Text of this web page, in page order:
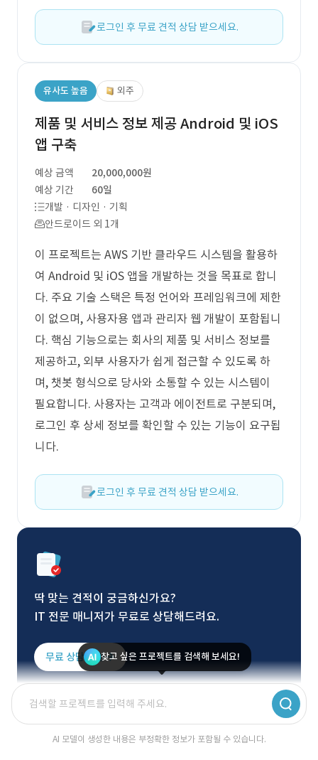
로그인 후 무료 견적 상담 받으세요.
유사도 높음 외주
제품 및 서비스 정보 제공 Android 및 iOS
앱 구축
예상 금액
20,000,000원
예상 기간
60일
개발 · 디자인 · 기획
안드로이드 외 1개
이 프로젝트는 AWS 기반 클라우드 시스템을 활용하
여 Android 및 iOS 앱을 개발하는 것을 목표로 합니
다. 주요 기술 스택은 특정 언어와 프레임워크에 제한
이 없으며, 사용자용 앱과 관리자 웹 개발이 포함됩니
다. 핵심 기능으로는 회사의 제품 및 서비스 정보를
제공하고, 외부 사용자가 쉽게 접근할 수 있도록 하
며, 챗봇 형식으로 당사와 소통할 수 있는 시스템이
필요합니다. 사용자는 고객과 에이전트로 구분되며,
로그인 후 상세 정보를 확인할 수 있는 기능이 요구됩
니다.
로그인 후 무료 견적 상담 받으세요.
딱 맞는 견적이 궁금하신가요?
IT 전문 매니저가 무료로 상담해드려요.
무료 상담 신청찾고 싶은 프로젝트를 검색해 보세요!
AI 모델이 생성한 내용은 부정확한 정보가 포함될 수 있습니다.